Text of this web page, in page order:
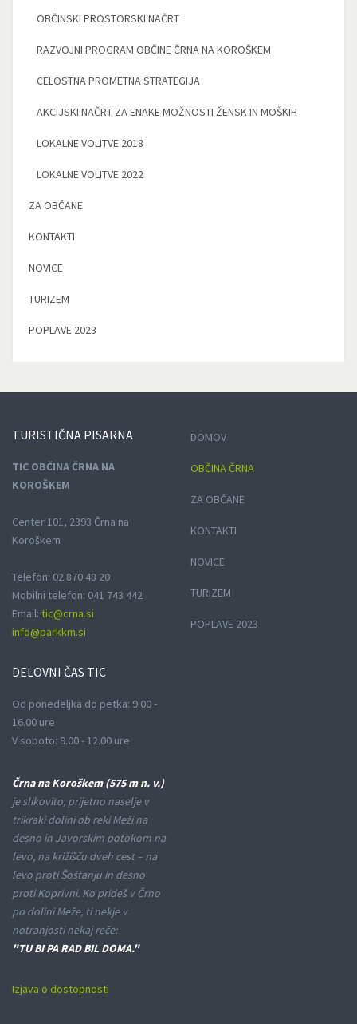
OBČINSKI PROSTORSKI NAČRT
RAZVOJNI PROGRAM OBČINE ČRNA NA KOROŠKEM
CELOSTNA PROMETNA STRATEGIJA
AKCIJSKI NAČRT ZA ENAKE MOŽNOSTI ŽENSK IN MOŠKIH
LOKALNE VOLITVE 2018
LOKALNE VOLITVE 2022
ZA OBČANE
KONTAKTI
NOVICE
TURIZEM
POPLAVE 2023
TURISTIČNA PISARNA
TIC OBČINA ČRNA NA
KOROŠKEM
Center 101, 2393 Črna na
Koroškem
Telefon: 02 870 48 20
Mobilni telefon: 041 743 442
Email: tic@crna.si
info@parkkm.si
DELOVNI ČAS TIC
Od ponedeljka do petka: 9.00 -
16.00 ure
V soboto: 9.00 - 12.00 ure
DOMOV
OBČINA ČRNA
ZA OBČANE
KONTAKTI
NOVICE
TURIZEM
POPLAVE 2023
Črna na Koroškem (575 m n. v.)
je slikovito, prijetno naselje v
trikraki dolini ob reki Meži na
desno in Javorskim potokom na
levo, na križišču dveh cest – na
levo proti Šoštanju in desno
proti Koprivni. Ko prideš v Črno
po dolini Meže, ti nekje v
notranjosti nekaj reče:
"TU BI PA RAD BIL DOMA."
Izjava o dostopnosti